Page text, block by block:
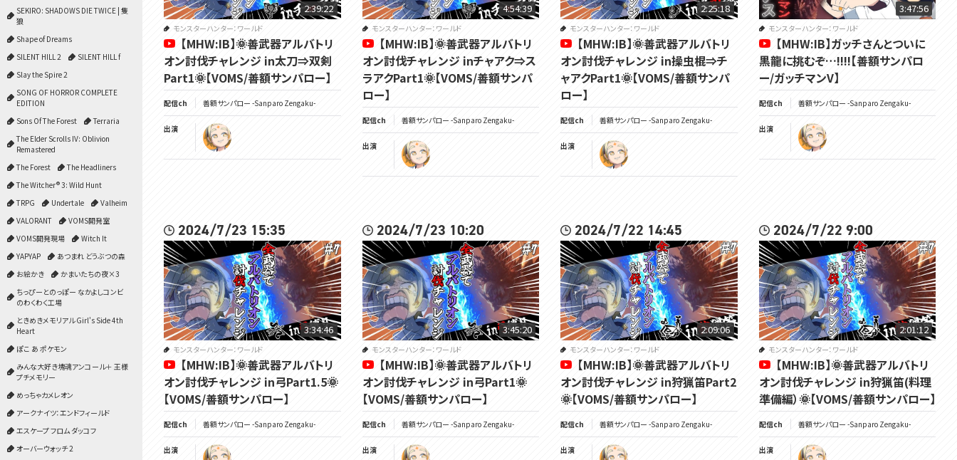
SEKIRO: SHADOWS DIE TWICE | 隻
狼
Shape of Dreams
SILENT HILL 2
SILENT HILL f
Slay the Spire 2
SONG OF HORROR COMPLETE
EDITION
Sons Of The Forest
Terraria
The Elder Scrolls IV: Oblivion
Remastered
The Forest
The Headliners
The Witcher® 3: Wild Hunt
TRPG
Undertale
Valheim
VALORANT
VOMS開発室
VOMS開発現場
Witch It
YAPYAP
あつまれ どうぶつの森
お絵かき
かまいたちの夜×3
ちっぴーとのっぽー なかよしコンビ
のわくわく工場
ときめきメモリアル Girl's Side 4th
Heart
ぽこ あ ポケモン
みんな大好き塊魂アンコール＋ 王様
プチメモリー
めっちゃカメレオン
アークナイツ：エンドフィールド
エスケープ フロム ダッコフ
オーバーウォッチ 2
2:39:22
モンスターハンター：ワールド
【MHW:IB】🌞善武器アルバトリ
オン討伐チャレンジ in太刀⇒双剣
Part1🌞【VOMS/善額サンパロー】
配信ch 善額サンパロー -Sanparo Zengaku-
出演
4:54:39
モンスターハンター：ワールド
【MHW:IB】🌞善武器アルバトリ
オン討伐チャレンジ inチャアク⇒ス
ラアクPart1🌞【VOMS/善額サンパ
ロー】
配信ch 善額サンパロー -Sanparo Zengaku-
出演
2:25:18
モンスターハンター：ワールド
【MHW:IB】🌞善武器アルバトリ
オン討伐チャレンジ in操虫棍⇒チ
ャアクPart1🌞【VOMS/善額サンパ
ロー】
配信ch 善額サンパロー -Sanparo Zengaku-
出演
3:47:56
モンスターハンター：ワールド
【MHW:IB】ガッチさんとついに
黒龍に挑むぞ…!!!!【善額サンパロ
ー/ガッチマンV】
配信ch 善額サンパロー -Sanparo Zengaku-
出演
2024/7/23 15:35
3:34:46
モンスターハンター：ワールド
【MHW:IB】🌞善武器アルバトリ
オン討伐チャレンジ in弓Part1.5🌞
【VOMS/善額サンパロー】
配信ch 善額サンパロー -Sanparo Zengaku-
出演
2024/7/23 10:20
3:45:20
モンスターハンター：ワールド
【MHW:IB】🌞善武器アルバトリ
オン討伐チャレンジ in弓Part1🌞
【VOMS/善額サンパロー】
配信ch 善額サンパロー -Sanparo Zengaku-
出演
2024/7/22 14:45
2:09:06
モンスターハンター：ワールド
【MHW:IB】🌞善武器アルバトリ
オン討伐チャレンジ in狩猟笛Part2
🌞【VOMS/善額サンパロー】
配信ch 善額サンパロー -Sanparo Zengaku-
出演
2024/7/22 9:00
2:01:12
モンスターハンター：ワールド
【MHW:IB】🌞善武器アルバトリ
オン討伐チャレンジ in狩猟笛(料理
準備編）🌞【VOMS/善額サンパロー】
配信ch 善額サンパロー -Sanparo Zengaku-
出演